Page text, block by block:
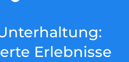
Erlebnisse